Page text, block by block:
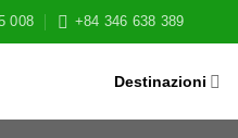
008 +84 346 638 389
Destinazioni